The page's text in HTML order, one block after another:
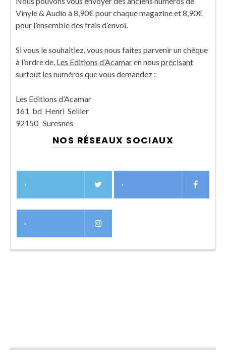
Vinyle & Audio à 8,90€ pour chaque magazine et 8,90€
pour l’ensemble des frais d’envoi.
Si vous le souhaitiez, vous nous faites parvenir un chèque
à l’ordre de, Les Editions d’Acamaren nous précisant
surtout les numéros que vous demandez :
Les Editions d’Acamar
161 bd Henri Sellier
92150 Suresnes
NOS RÉSEAUX SOCIAUX
› ›
›